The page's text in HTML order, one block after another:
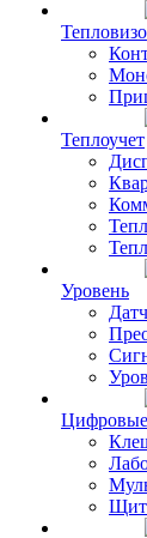
Теплоучет
Уровень